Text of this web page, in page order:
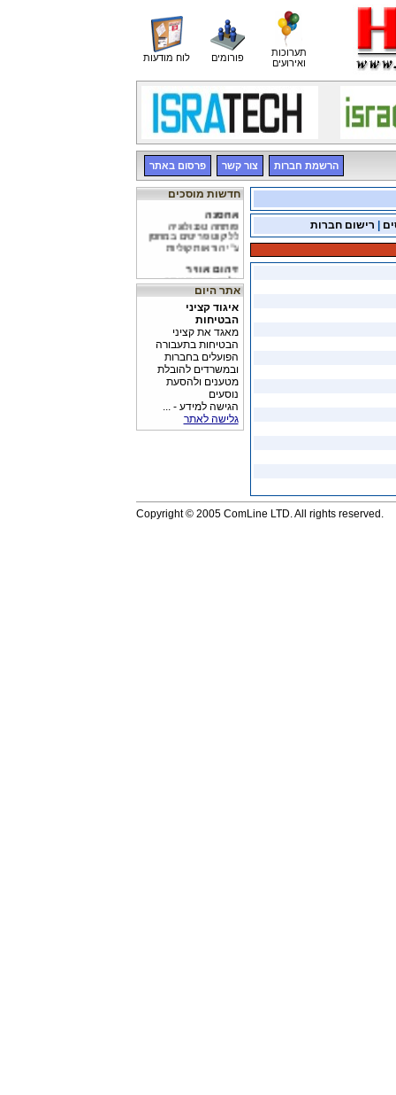
לוח מודעות פורומים
תערוכות
ואירועים
הרשמת חברות צור קשר פרסום באתר
חדשות מוסכים
אחסנה
פותחה טכנולוגיה
לליקוט פריטים במחסן
ע"י הוראות קוליות
זיהום אוויר
עלייה בזיהום אוויר
הנובע מרכב בנזין
זיהום אוויר
8% ממכוניות בנזין
חדשות יחסית הורדו
מהכביש עקב זיהום
אתר היום
איגוד קציני
הבטיחות
מאגד את קציני
הבטיחות בתעבורה
הפועלים בחברות
ובמשרדים להובלת
מטענים ולהסעת
נוסעים
הגישה למידע - ...
גלישה לאתר
רישום חברות
Copyright © 2005 ComLine LTD. All rights reserved.